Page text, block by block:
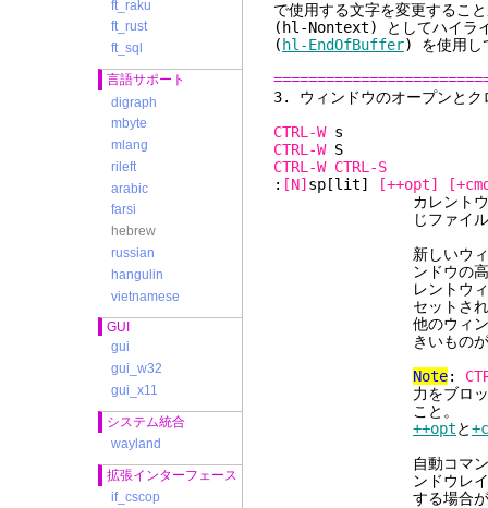
ft_raku
ft_rust
ft_sql
言語サポート
digraph
mbyte
mlang
rileft
arabic
farsi
hebrew
russian
hangulin
vietnamese
GUI
gui
gui_w32
gui_x11
システム統合
wayland
拡張インターフェース
if_cscop
で使用する文字を変更するこ
( hl-Nontext) としてハイラ
( hl-EndOfBuffer) を使用し
3. ウィンドウの
CTRL-W
CTRL-W
CTRL-W CTRL-S
: [N] sp[lit] [++opt]
カレントウィンドウを
じファイルが表示
新しいウィンド
ンドウの高さの半分)
レントウィンドウ
セットされてい
他のウィンドウの中で
きいものがあれば、
Note:
力をブロックしてし
こと。
++optと
自動コマンドでウィン
ンドウレイアウトを変
する場合があ